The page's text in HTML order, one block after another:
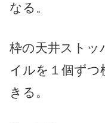
なる。
枠の天井ストッ
イルを１個ず
きる。